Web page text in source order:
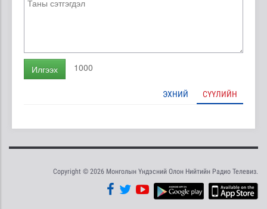
Илгээх 1000
ЭХНИЙ СҮҮЛИЙН
Copyright © 2026 Монголын Үндэсний Олон Нийтийн Радио Телевиз.